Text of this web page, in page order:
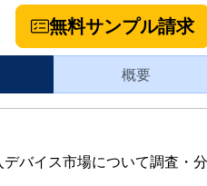
無料サンプル請求
概要
バイス市場について調査・